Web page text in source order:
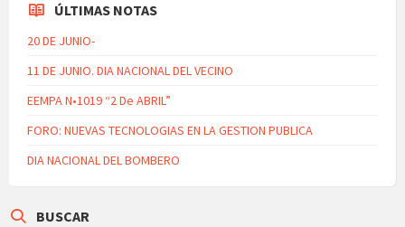
ÚLTIMAS NOTAS
20 DE JUNIO-
11 DE JUNIO. DIA NACIONAL DEL VECINO
EEMPA N•1019 “2 De ABRIL”
FORO: NUEVAS TECNOLOGIAS EN LA GESTION PUBLICA
DIA NACIONAL DEL BOMBERO
BUSCAR